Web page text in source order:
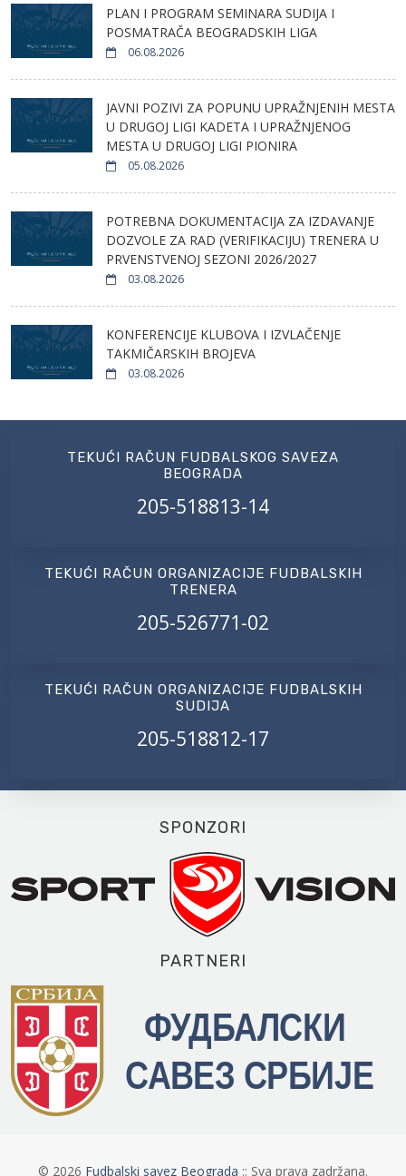
PLAN I PROGRAM SEMINARA SUDIJA I
POSMATRAČA BEOGRADSKIH LIGA
06.08.2026
JAVNI POZIVI ZA POPUNU UPRAŽNJENIH MESTA
U DRUGOJ LIGI KADETA I UPRAŽNJENOG
MESTA U DRUGOJ LIGI PIONIRA
05.08.2026
POTREBNA DOKUMENTACIJA ZA IZDAVANJE
DOZVOLE ZA RAD (VERIFIKACIJU) TRENERA U
PRVENSTVENOJ SEZONI 2026/2027
03.08.2026
KONFERENCIJE KLUBOVA I IZVLAČENJE
TAKMIČARSKIH BROJEVA
03.08.2026
TEKUĆI RAČUN FUDBALSKOG SAVEZA
BEOGRADA
205-518813-14
TEKUĆI RAČUN ORGANIZACIJE FUDBALSKIH
TRENERA
205-526771-02
TEKUĆI RAČUN ORGANIZACIJE FUDBALSKIH
SUDIJA
205-518812-17
SPONZORI
PARTNERI
© 2026 Fudbalski savez Beograda :: Sva prava zadržana.